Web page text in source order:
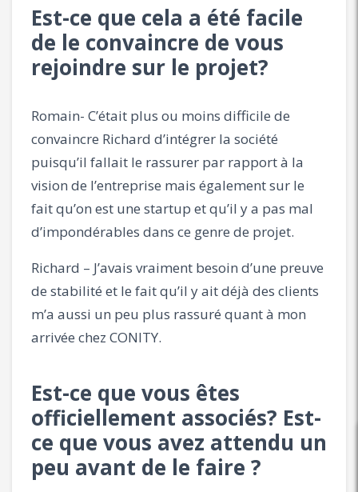
Est-ce que cela a été facile
de le convaincre de vous
rejoindre sur le projet?
Romain- C’était plus ou moins difficile de
convaincre Richard d’intégrer la société
puisqu’il fallait le rassurer par rapport à la
vision de l’entreprise mais également sur le
fait qu’on est une startup et qu’il y a pas mal
d’impondérables dans ce genre de projet.
Richard – J’avais vraiment besoin d’une preuve
de stabilité et le fait qu’il y ait déjà des clients
m’a aussi un peu plus rassuré quant à mon
arrivée chez CONITY.
Est-ce que vous êtes
officiellement associés? Est-
ce que vous avez attendu un
peu avant de le faire ?